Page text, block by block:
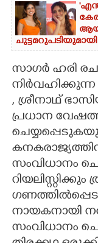
LITERATURE
ZOOM
CONTACT US
ചുട്ടമറുപടിയുമായി
സാഗർ ഹരി
, ശ്രീനാഥ്
പ്രധാന
സംവിധാനം
റിയലിസ്റ്റിക്കും
നായകനായി
സംവിധാനം